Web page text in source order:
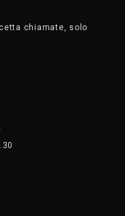
chiamate, solo